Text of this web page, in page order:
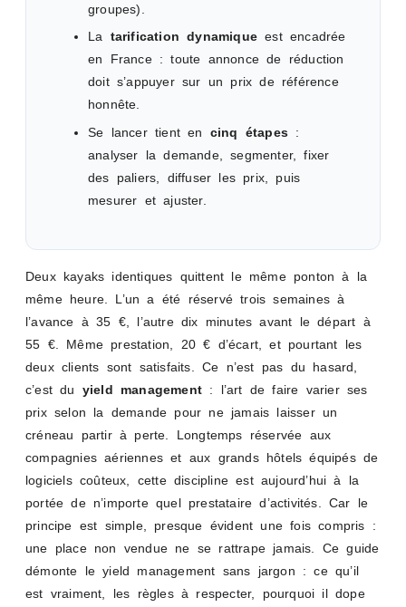
groupes).
La tarification dynamique est encadrée
en France : toute annonce de réduction
doit s’appuyer sur un prix de référence
honnête.
Se lancer tient en cinq étapes :
analyser la demande, segmenter, fixer
des paliers, diffuser les prix, puis
mesurer et ajuster.
Deux kayaks identiques quittent le même ponton à la
même heure. L’un a été réservé trois semaines à
l’avance à 35 €, l’autre dix minutes avant le départ à
55 €. Même prestation, 20 € d’écart, et pourtant les
deux clients sont satisfaits. Ce n’est pas du hasard,
c’est du yield management : l’art de faire varier ses
prix selon la demande pour ne jamais laisser un
créneau partir à perte. Longtemps réservée aux
compagnies aériennes et aux grands hôtels équipés de
logiciels coûteux, cette discipline est aujourd’hui à la
portée de n’importe quel prestataire d’activités. Car le
principe est simple, presque évident une fois compris :
une place non vendue ne se rattrape jamais. Ce guide
démonte le yield management sans jargon : ce qu’il
est vraiment, les règles à respecter, pourquoi il dope